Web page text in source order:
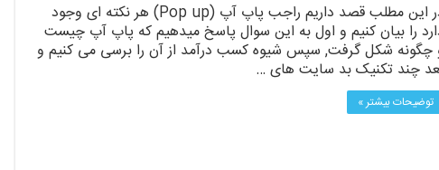
در این مطلب قصد داریم راجب پاپ آپ (Pop up) هر نکته ای وجود
را بیان کنیم و اول به این سوال پاسخ میدهیم که پاپ آپ چیست
چگونه شکل گرفت, سپس شیوه کسب درآمد از آن را برسی می کنیم و
چند تکنیک بد سایت های …
توضیحات بیشتر »